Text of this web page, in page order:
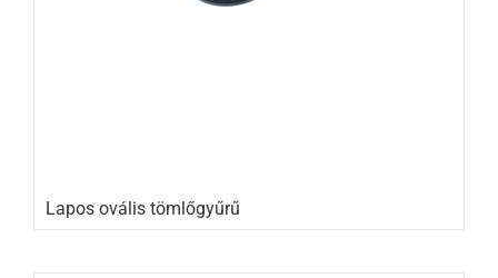
Lapos ovális tömlőgyűrű